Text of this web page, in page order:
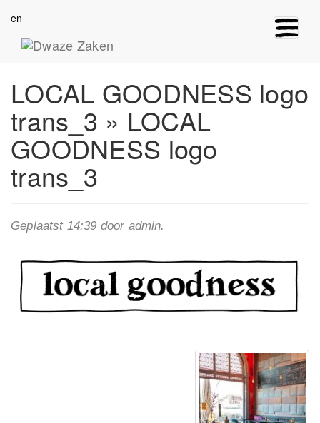
Toggle
en
LOCAL GOODNESS logo
trans_3 » LOCAL
GOODNESS logo
trans_3
Geplaatst 14:39 door admin.